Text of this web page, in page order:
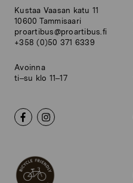
Kustaa Vaasan katu 11
10600 Tammisaari
proartibus@proartibus.fi
+358 (0)50 371 6339
Avoinna
ti–su klo 11–17